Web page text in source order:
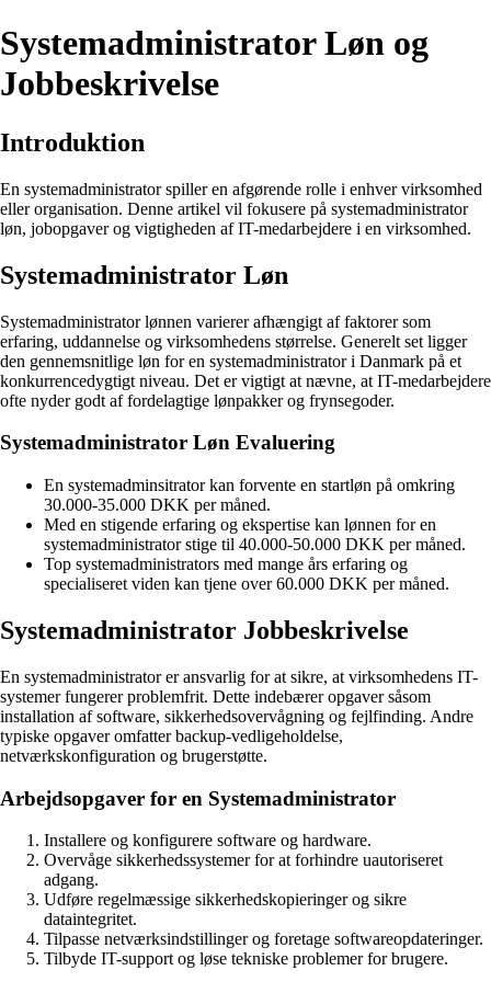
Systemadministrator Løn og
Jobbeskrivelse
Introduktion
En systemadministrator spiller en afgørende rolle i enhver virksomhed
eller organisation. Denne artikel vil fokusere på systemadministrator
løn, jobopgaver og vigtigheden af IT-medarbejdere i en virksomhed.
Systemadministrator Løn
Systemadministrator lønnen varierer afhængigt af faktorer som
erfaring, uddannelse og virksomhedens størrelse. Generelt set ligger
den gennemsnitlige løn for en systemadministrator i Danmark på et
konkurrencedygtigt niveau. Det er vigtigt at nævne, at IT-medarbejdere
ofte nyder godt af fordelagtige lønpakker og frynsegoder.
Systemadministrator Løn Evaluering
En systemadminsitrator kan forvente en startløn på omkring
30.000-35.000 DKK per måned.
Med en stigende erfaring og ekspertise kan lønnen for en
systemadministrator stige til 40.000-50.000 DKK per måned.
Top systemadministrators med mange års erfaring og
specialiseret viden kan tjene over 60.000 DKK per måned.
Systemadministrator Jobbeskrivelse
En systemadministrator er ansvarlig for at sikre, at virksomhedens IT-
systemer fungerer problemfrit. Dette indebærer opgaver såsom
installation af software, sikkerhedsovervågning og fejlfinding. Andre
typiske opgaver omfatter backup-vedligeholdelse,
netværkskonfiguration og brugerstøtte.
Arbejdsopgaver for en Systemadministrator
Installere og konfigurere software og hardware.
Overvåge sikkerhedssystemer for at forhindre uautoriseret
adgang.
Udføre regelmæssige sikkerhedskopieringer og sikre
dataintegritet.
Tilpasse netværksindstillinger og foretage softwareopdateringer.
Tilbyde IT-support og løse tekniske problemer for brugere.